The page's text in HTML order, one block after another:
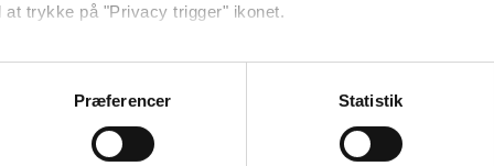
at trykke på "Privacy trigger" ikonet.
gerne:
om din placering, der kan være nøjagtig inden for få
Præferencer Statistik
tur i svømmehallen.
Sakskøbing.